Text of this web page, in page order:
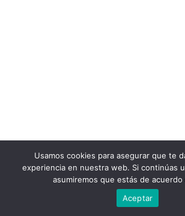
Usamos cookies para asegurar que te
experiencia en nuestra web. Si continúas
asumiremos que estás de acuerdo
Aceptar